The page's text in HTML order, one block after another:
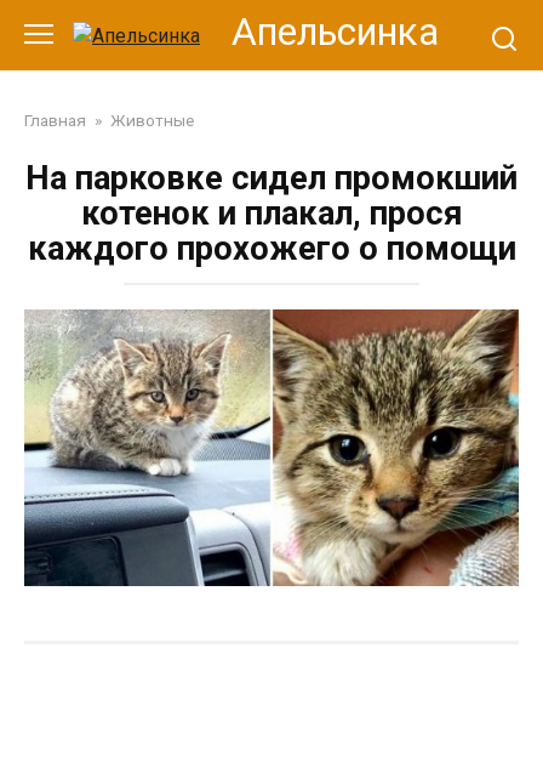
контенту
Апельсинка
Главная » Животные
На парковке сидел промокший
котенок и плакал, прося
каждого прохожего о помощи